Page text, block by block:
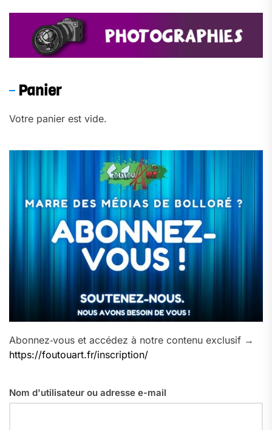
Panier
Votre panier est vide.
Abonnez‑vous et accédez à notre contenu exclusif →
https://foutouart.fr/inscription/
Nom d'utilisateur ou adresse e-mail